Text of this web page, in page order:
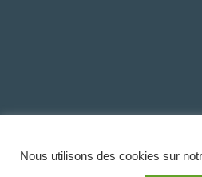
Nous utilisons des cookies sur